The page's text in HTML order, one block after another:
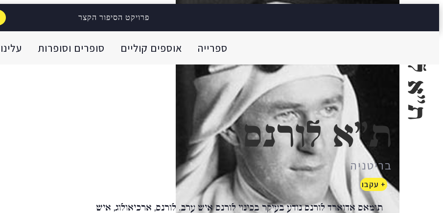
פרויקט הסיפור הקצר
ספרייה אוספים קוליים סופרים וסופרות עלינו ת"א לורנס
ת"א לורנס
בריטניה
+ עקבו
תומאס אדוארד לורנס נודע בעיקר בכינוי לורנס איש ערב. לורנס, ארכיאולוג, איש